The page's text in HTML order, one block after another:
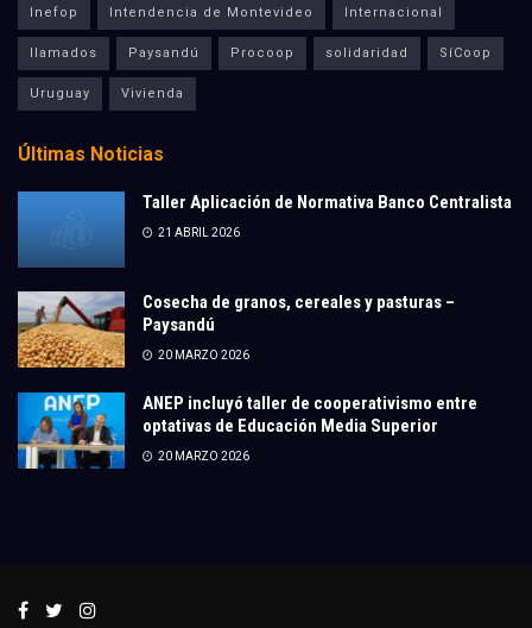
Inefop Intendencia de Montevideo Internacional
llamados Paysandú Procoop solidaridad SíCoop
Uruguay Vivienda
Últimas Noticias
Taller Aplicación de Normativa Banco Centralista
21 ABRIL 2026
Cosecha de granos, cereales y pasturas –
Paysandú
20 MARZO 2026
ANEP incluyó taller de cooperativismo entre
optativas de Educación Media Superior
20 MARZO 2026